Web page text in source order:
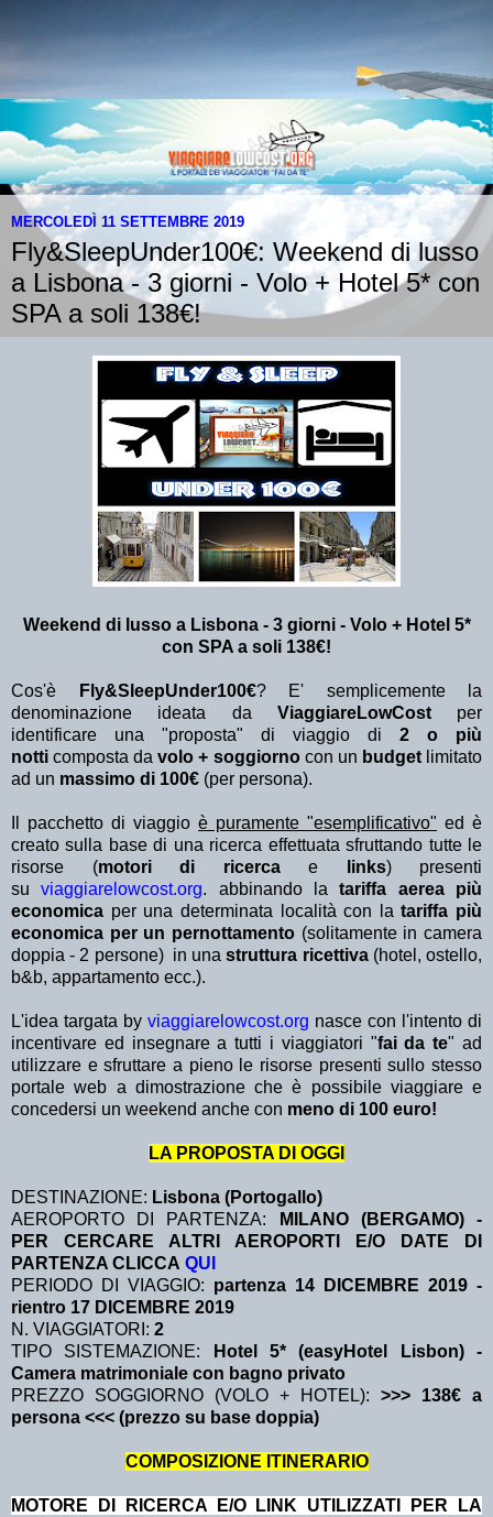
MERCOLEDÌ 11 SETTEMBRE 2019
Fly&SleepUnder100€: Weekend di lusso
a Lisbona - 3 giorni - Volo + Hotel 5* con
SPA a soli 138€!
Weekend di lusso a Lisbona - 3 giorni - Volo + Hotel 5*
con SPA a soli 138€!
Cos'è Fly&SleepUnder100€? E' semplicemente la
denominazione ideata da ViaggiareLowCost per
identificare una "proposta" di viaggio di 2 o più
notti composta davolo + soggiornocon un budget limitato
ad un massimo di 100€ (per persona).
Il pacchetto di viaggio è puramente "esemplificativo" ed è
creato sulla base di una ricerca effettuata sfruttando tutte le
risorse (motori di ricerca e links) presenti
suviaggiarelowcost.org. abbinando la tariffa aerea più
economica per una determinata località con latariffa più
economica per un pernottamento (solitamente in camera
doppia - 2 persone) in unastruttura ricettiva(hotel, ostello,
b&b, appartamento ecc.).
L'idea targata by viaggiarelowcost.org nasce con l'intento di
incentivare ed insegnare a tutti i viaggiatori "fai da te" ad
utilizzare e sfruttare a pieno le risorse presenti sullo stesso
portale web a dimostrazione che è possibile viaggiare e
concedersi un weekend anche con meno di 100 euro!
LA PROPOSTA DI OGGI
DESTINAZIONE: Lisbona (Portogallo)
AEROPORTO DI PARTENZA:
MILANO (BERGAMO) -
PER CERCARE ALTRI AEROPORTI E/O DATE DI
PARTENZA CLICCA QUI
PERIODO DI VIAGGIO: partenza 14 DICEMBRE 2019 -
rientro 17 DICEMBRE 2019
N. VIAGGIATORI: 2
TIPO SISTEMAZIONE:
Hotel 5* (easyHotel Lisbon) -
Camera matrimoniale con bagno privato
PREZZO SOGGIORNO (VOLO + HOTEL): >>> 138€ a
persona <<< (prezzo su base doppia)
COMPOSIZIONE ITINERARIO
MOTORE DI RICERCA E/O LINK UTILIZZATI PER LA